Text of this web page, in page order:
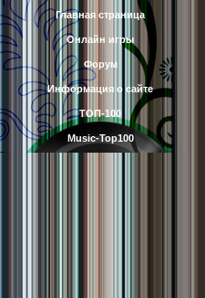
Главная страница
Онлайн игры
Форум
Информация о сайте
ТОП-100
Music-Top100